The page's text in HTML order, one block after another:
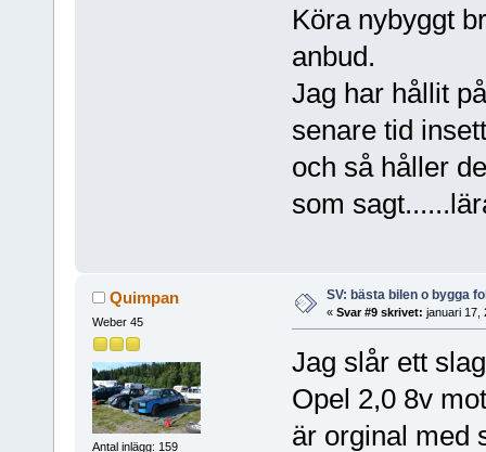
Köra nybyggt
anbud.
Jag har hållit
senare tid
och så håller
som
Quimpan
Weber 45
Antal inlägg: 159
SV: bästa bilen o bygga
« Svar #9 skrivet: januari 17,
Jag slår ett
Opel 2,0 8v
är orginal med